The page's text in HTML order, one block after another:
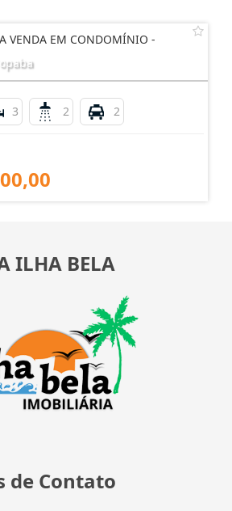
VENDA EM CONDOMÍNIO -
3 2 2
ILHA BELA
de Contato